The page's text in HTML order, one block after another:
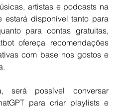
artistas e podcasts na
estará disponível tanto para
para contas gratuitas,
ofereça recomendações
com base nos gostos e
será possível conversar
para criar playlists e